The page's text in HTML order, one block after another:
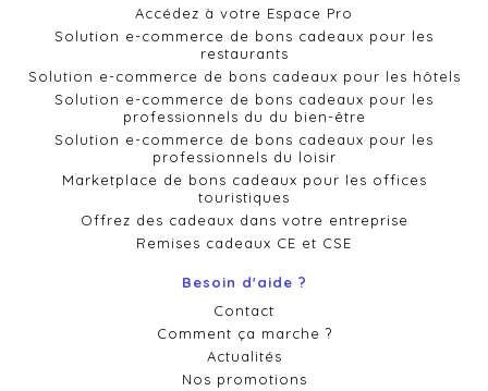
Accédez à votre Espace Pro
Solution e-commerce de bons cadeaux pour les
restaurants
Solution e-commerce de bons cadeaux pour les hôtels
Solution e-commerce de bons cadeaux pour les
professionnels du du bien-être
Solution e-commerce de bons cadeaux pour les
professionnels du loisir
Marketplace de bons cadeaux pour les offices
touristiques
Offrez des cadeaux dans votre entreprise
Remises cadeaux CE et CSE
Besoin d'aide ?
Contact
Comment ça marche ?
Actualités
Nos promotions